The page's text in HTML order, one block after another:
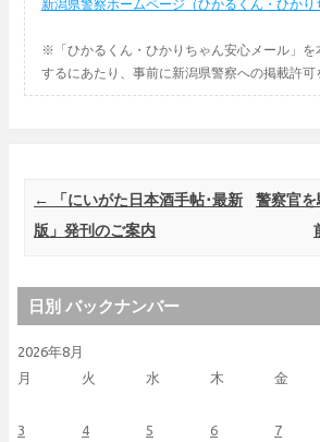
新潟県警察ホームページ（ひかるくん・ひかり
※「ひかるくん・ひかりちゃん安心メール」を
するにあたり、事前に新潟県警察への掲載許可
Post navigation
←
「にいがた日本酒手帖･最新
版」発刊のご案内
警察官
日別 バックナンバー
2026年8月
月
火 水 木 金
3
4 5 6 7